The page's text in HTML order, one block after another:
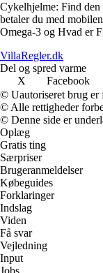
Cykelhjelme: Find den
betaler du med mobilen
Omega-3 og Hvad er
VillaRegler.dk
Del og spred varme
X
Facebook
© Uautoriseret brug er
© Alle rettigheder
© Denne side er
Oplæg
Gratis ting
Særpriser
Brugeranmeldelser
Købeguides
Forklaringer
Indslag
Viden
Få svar
Vejledning
Input